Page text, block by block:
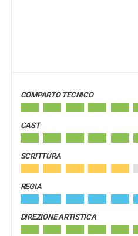
COMPARTO TECNICO
CAST
SCRITTURA
REGIA
DIREZIONE ARTISTICA